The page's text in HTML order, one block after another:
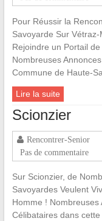
Pour Réussir la
Savoyarde Sur
Rejoindre un Portail
Nombreuses
Commune de Haute-
Lire la suite
Scionzier
Rencontrer-Senior
Pas de commentaire
Sur Scionzier, de
Savoyardes Veulent
Homme !
Célibataires dans